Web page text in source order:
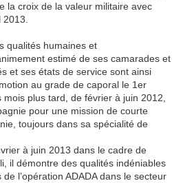
la croix de la valeur militaire avec
qualités humaines et
estimé de ses camarades et
et ses états de service sont ainsi
au grade de caporal le 1er
plus tard, de février à juin 2012,
pour une mission de courte
toujours dans sa spécialité de
à juin 2013 dans le cadre de
il démontre des qualités indéniables
l’opération ADADA dans le secteur